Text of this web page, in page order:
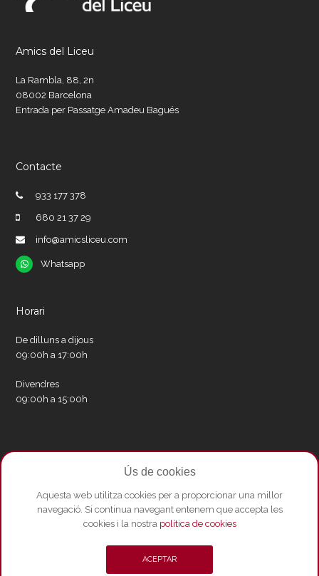
Amics del Liceu
La Rambla, 88, 2n
08002 Barcelona
Entrada per Passatge Amadeu Bagués
Contacte
933 177 378
680 21 37 29
info@amicsliceu.com
Whatsapp
Whatsapp
Horari
De dilluns a dijous
09:00h a 17:00h
Divendres
09:00h a 15:00h
Xarxes socials
TwitterFacebookInstagram
Whatsapp
Youtube
Ús de cookies
Aquesta web utilitza cookies per a proporcionar una millor
navegació. Si continua navegant entenem que accepta les
cookies i la nostra política de cookies
ACEPTAR